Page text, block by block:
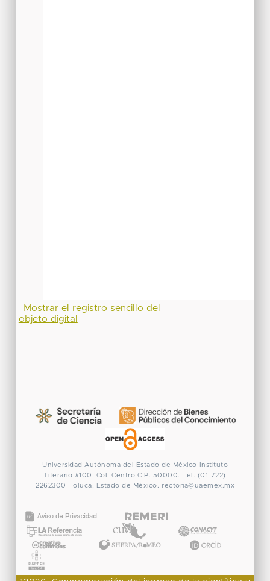
Mostrar el registro sencillo del
objeto digital
Universidad Autónoma del Estado de México
Instituto
Literario #100. Col. Centro C.P. 50000. Tel. (01-722)
2262300
Toluca, Estado de México. rectoria@uaemex.mx